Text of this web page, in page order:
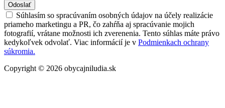
Odoslať
Súhlasím so spracúvaním osobných údajov na účely realizácie
priameho marketingu a PR, čo zahŕňa aj spracúvanie mojich
fotografií, vrátane možnosti ich zverenenia. Tento súhlas máte právo
kedykoľvek odvolať. Viac informácií je v Podmienkach ochrany
súkromia.
Copyright © 2026 obycajniludia.sk